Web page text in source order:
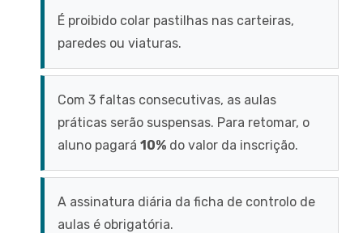
É proibido colar pastilhas nas carteiras,
paredes ou viaturas.
Com 3 faltas consecutivas, as aulas
práticas serão suspensas. Para retomar, o
aluno pagará 10% do valor da inscrição.
A assinatura diária da ficha de controlo de
aulas é obrigatória.